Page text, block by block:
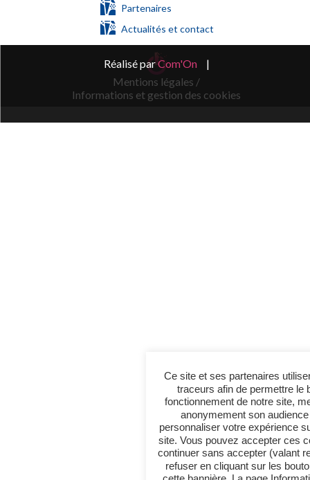
Partenaires
Actualités et contact
Réalisé parCom'On
|
Mentions légales /
Informations et gestion des cookies
Ce site et ses partenaires
traceurs afin de permettre le
fonctionnement de notre site,
anonymement son
personnaliser votre expérience
site. Vous pouvez accepter ces
continuer sans accepter (valant
refuser en cliquant sur les